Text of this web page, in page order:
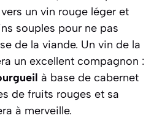
un vin rouge léger et
souples pour ne pas
de la viande. Un vin de la
un excellent compagnon :
à base de cabernet
de fruits rouges et sa
à merveille.